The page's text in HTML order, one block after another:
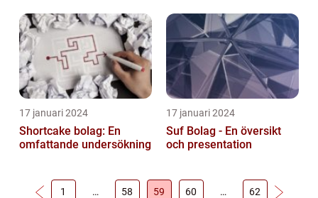
17 januari 2024
Shortcake bolag: En
omfattande undersökning
17 januari 2024
Suf Bolag - En översikt
och presentation
1 … 58 59 60 … 62